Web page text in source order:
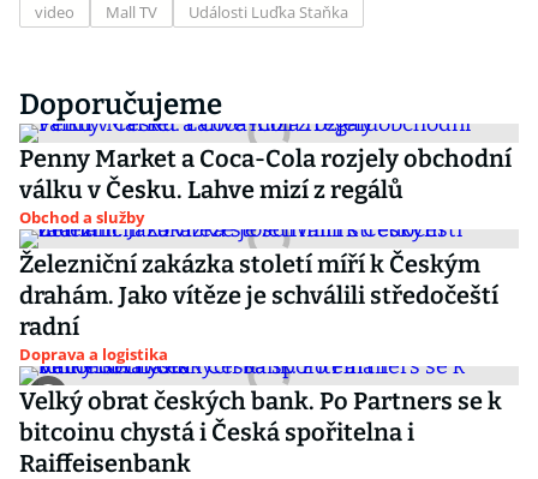
video Mall TV Události Luďka Staňka
Doporučujeme
Penny Market a Coca-Cola rozjely obchodní
válku v Česku. Lahve mizí z regálů
Obchod a služby
Železniční zakázka století míří k Českým
drahám. Jako vítěze je schválili středočeští
radní
Doprava a logistika
Velký obrat českých bank. Po Partners se k
bitcoinu chystá i Česká spořitelna i
Raiffeisenbank